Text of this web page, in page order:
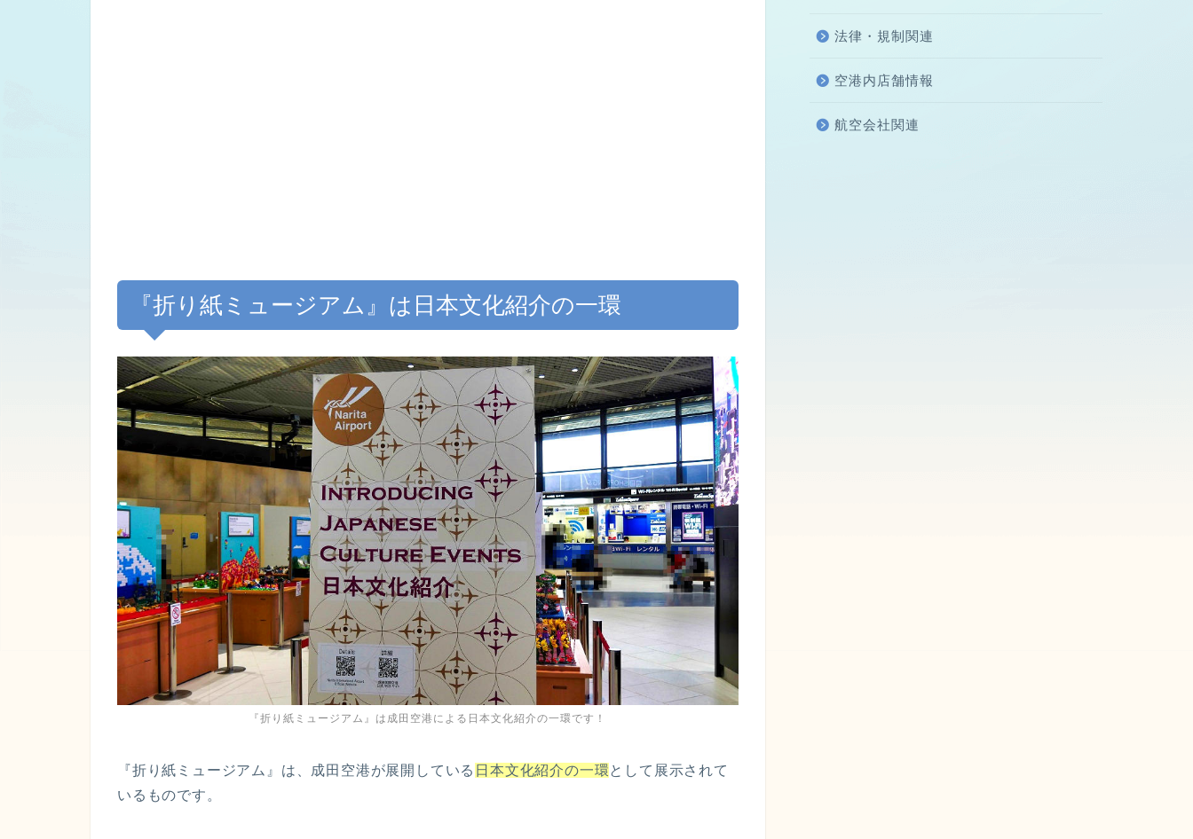
『折り紙ミュージアム』は日本文化紹介の一環
『折り紙ミュージアム』は成田空港による日本文化紹介の一環です！
『折り紙ミュージアム』は、成田空港が展開している 日本文化紹介の一環として展示されて
いるものです。
法律・規制関連
空港内店舗情報
航空会社関連